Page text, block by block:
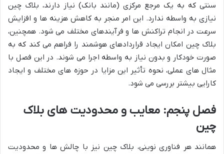
سنتی که به یک مرجع مرکزی (مانند بانک) نیاز دارند، بلاک چین
نیازی به واسطه ندارد. این امر منجر به کاهش هزینه ها و افزایش
سرعت در انجام تراکنش ها و فرآیندهای مختلف می شود. همچنین،
بلاک چین امکان ایجاد قراردادهای هوشمند را فراهم می کند که به
صورت خودکار و بدون نیاز به واسطه اجرا می شوند. در این فصل با
مثال های عملی، نحوه تأثیر این مزایا در حوزه های مختلف و ایجاد
کارایی بیشتر بررسی می شود.
فصل پنجم: معایب و محدودیت های بلاک
چین
همانند هر فناوری نوینی، بلاک چین نیز با چالش ها و محدودیت